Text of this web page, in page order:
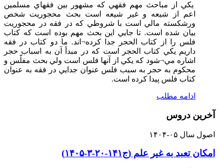
يکي از مباحث مهم فقهي که مشهور بين فقهاي مسلمين
اعم از شيعه و غير شيعه است بحث محجوريت شخص
ورشکسته مالي است با شروطي که در فقه در محجوريت
بيان شده است. تا جايي اين بحث مهم بوده است که کتاب
فلس را از کتاب الحجر جدا کرده¬اند. ما دو کتاب در فقه
داريم يکي کتاب الحجر است که در مبدأ آن به اسباب حجر
اشاره مي¬شود که يکي از آنها فلس است ولي بحث مفلّس و
محکوم به حجر به سبب فلس عنوان جدايي در فقه به عنوان
کتاب فلس پيدا کرده است.
ادامه مطلب
آخرین دروس
اصول سال ۰۵-۱۴۰۴
امکان تعبد به غیر علم (ج۱۴۱-۲۰-۳-۱۴۰۵)